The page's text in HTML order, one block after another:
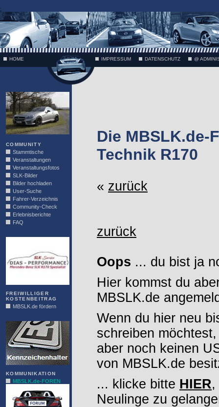
;
HOME IMPRESSUM DATENSCHUTZ @
COMMUNITY
Stammtische
Veranstaltungen
Veranstaltungsfotos
SLK-Bilder
Bilder hochladen
User-Suche
Fahrer-Verzeichnis
Community-Check
Erlebnisberichte
FAQ
FREIWILLIGER
KOSTENBEITRAG
MBSLK.de fördern
KOMMUNIKATION
MBSLK.de-FOREN
Die MBSLK.de-
Technik R170
« zurück
zurück
Oops ... du bist ja
Hier kommst du
MBSLK.de
Wenn du hier neu
schreiben möchtest,
aber noch keinen
von MBSLK.de
... klicke bitte HIER,
Neulinge zu